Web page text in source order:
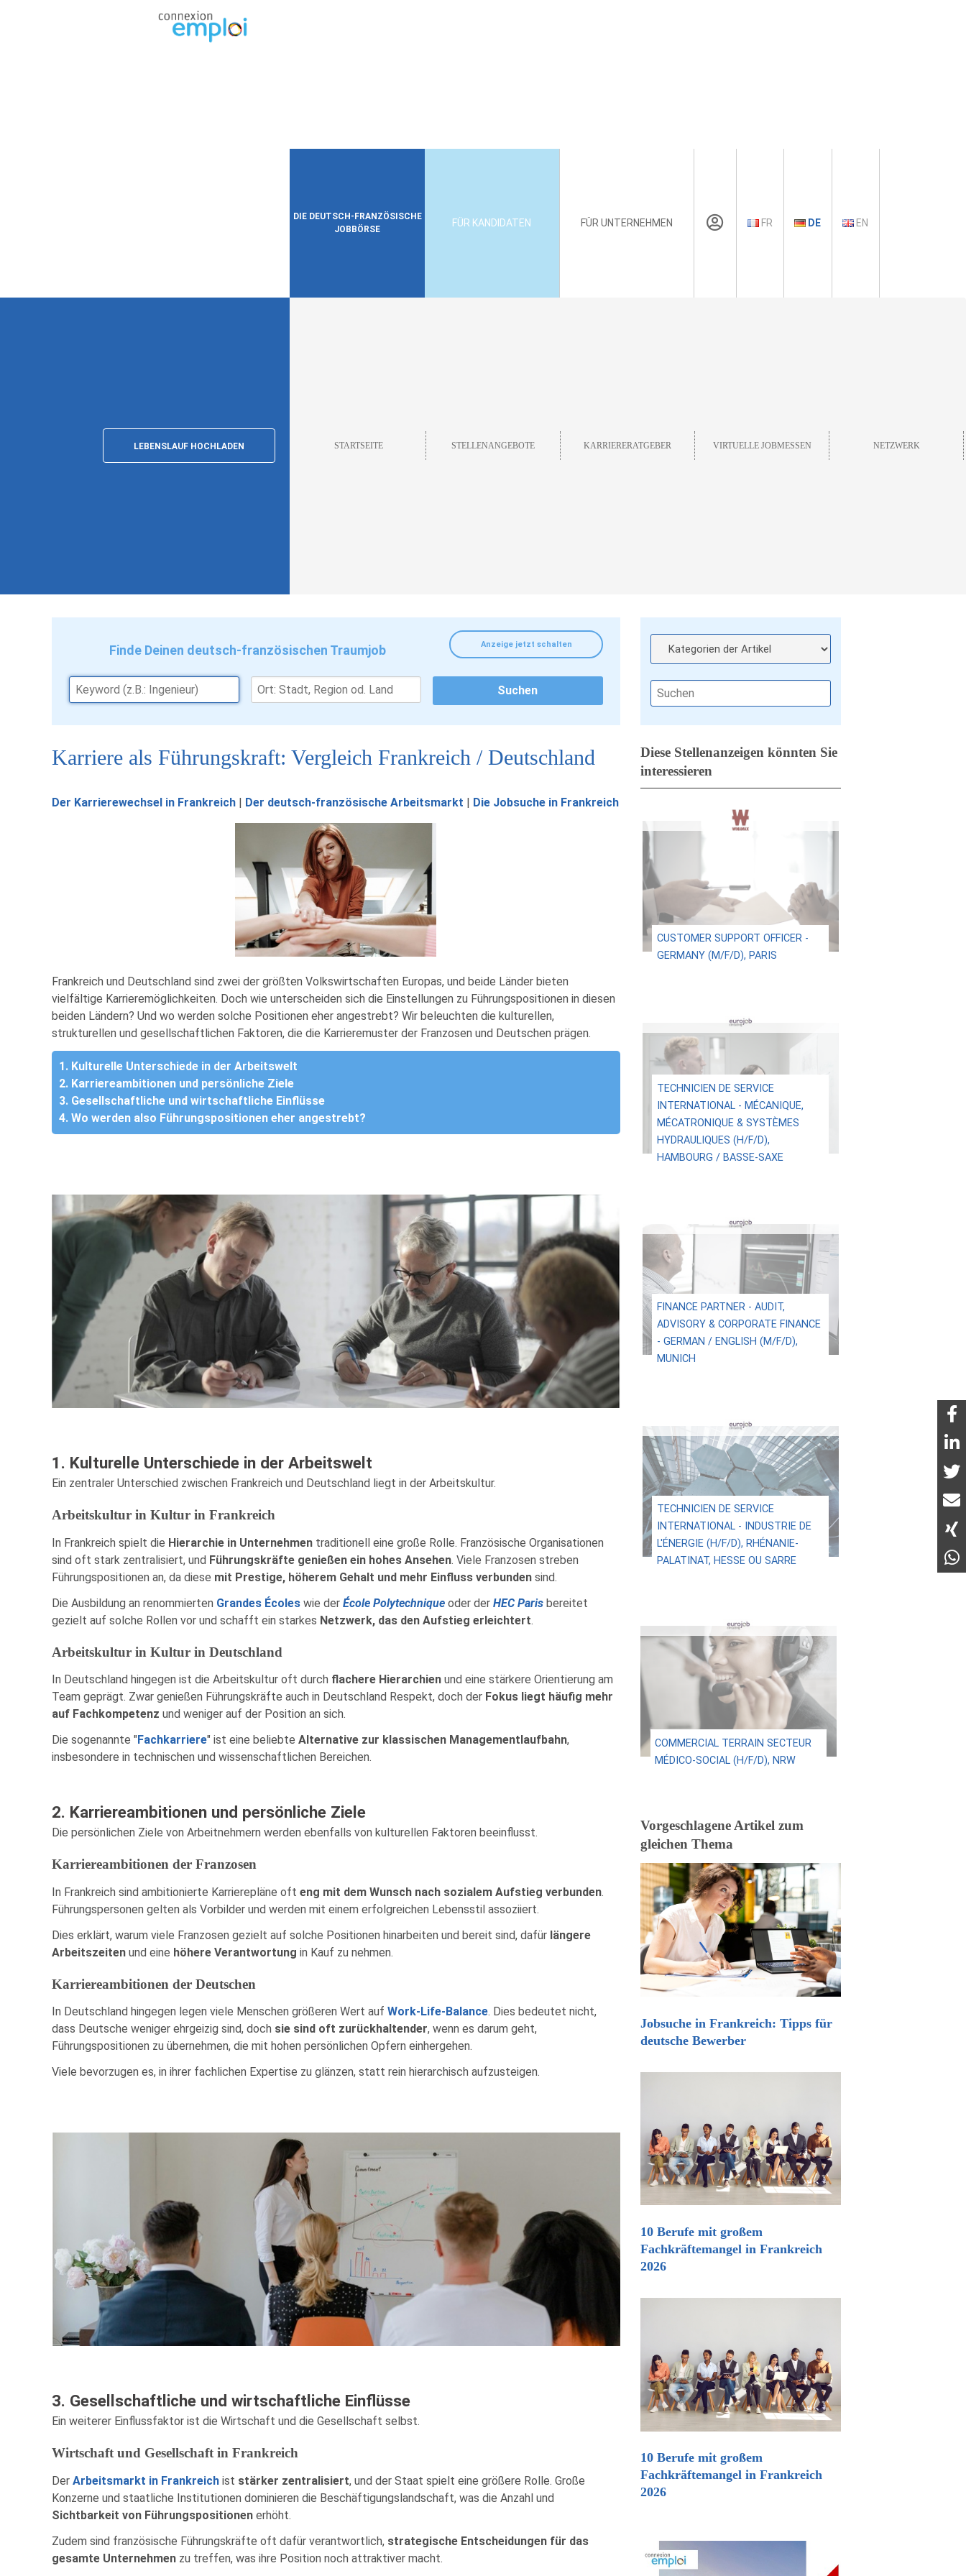
DIE DEUTSCH-FRANZÖSISCHE
JOBBÖRSE
FÜR KANDIDATEN FÜR UNTERNEHMEN FR DE EN
LEBENSLAUF HOCHLADEN STARTSEITE STELLENANGEBOTE KARRIERERATGEBER VIRTUELLE JOBMESSEN NETZWERK
Anzeige jetzt schalten
Finde Deinen deutsch-französischen Traumjob
Karriere als Führungskraft: Vergleich Frankreich / Deutschland
Der Karrierewechsel in Frankreich | Der deutsch-französische Arbeitsmarkt | Die Jobsuche in Frankreich
Frankreich und Deutschland sind zwei der größten Volkswirtschaften Europas, und beide Länder bieten
vielfältige Karrieremöglichkeiten. Doch wie unterscheiden sich die Einstellungen zu Führungspositionen in diesen
beiden Ländern? Und wo werden solche Positionen eher angestrebt? Wir beleuchten die kulturellen,
strukturellen und gesellschaftlichen Faktoren, die die Karrieremuster der Franzosen und Deutschen prägen.
1. Kulturelle Unterschiede in der Arbeitswelt
2. Karriereambitionen und persönliche Ziele
3. Gesellschaftliche und wirtschaftliche Einflüsse
4. Wo werden also Führungspositionen eher angestrebt?
1. Kulturelle Unterschiede in der Arbeitswelt
Ein zentraler Unterschied zwischen Frankreich und Deutschland liegt in der Arbeitskultur.
Arbeitskultur in Kultur in Frankreich
In Frankreich spielt die Hierarchie in Unternehmen traditionell eine große Rolle. Französische Organisationen
sind oft stark zentralisiert, und Führungskräfte genießen ein hohes Ansehen. Viele Franzosen streben
Führungspositionen an, da diese mit Prestige, höherem Gehalt und mehr Einfluss verbunden sind.
Die Ausbildung an renommierten Grandes Écoles wie der École Polytechnique oder der HEC Paris bereitet
gezielt auf solche Rollen vor und schafft ein starkes Netzwerk, das den Aufstieg erleichtert.
Arbeitskultur in Kultur in Deutschland
In Deutschland hingegen ist die Arbeitskultur oft durch flachere Hierarchien und eine stärkere Orientierung am
Team geprägt. Zwar genießen Führungskräfte auch in Deutschland Respekt, doch der Fokus liegt häufig mehr
auf Fachkompetenz und weniger auf der Position an sich.
Die sogenannte " Fachkarriere" ist eine beliebte Alternative zur klassischen Managementlaufbahn,
insbesondere in technischen und wissenschaftlichen Bereichen.
2. Karriereambitionen und persönliche Ziele
Die persönlichen Ziele von Arbeitnehmern werden ebenfalls von kulturellen Faktoren beeinflusst.
Karriereambitionen der Franzosen
In Frankreich sind ambitionierte Karrierepläne oft eng mit dem Wunsch nach sozialem Aufstieg verbunden.
Führungspersonen gelten als Vorbilder und werden mit einem erfolgreichen Lebensstil assoziiert.
Dies erklärt, warum viele Franzosen gezielt auf solche Positionen hinarbeiten und bereit sind, dafür längere
Arbeitszeiten und eine höhere Verantwortung in Kauf zu nehmen.
Karriereambitionen der Deutschen
In Deutschland hingegen legen viele Menschen größeren Wert auf Work-Life-Balance. Dies bedeutet nicht,
dass Deutsche weniger ehrgeizig sind, doch sie sind oft zurückhaltender, wenn es darum geht,
Führungspositionen zu übernehmen, die mit hohen persönlichen Opfern einhergehen.
Viele bevorzugen es, in ihrer fachlichen Expertise zu glänzen, statt rein hierarchisch aufzusteigen.
3. Gesellschaftliche und wirtschaftliche Einflüsse
Ein weiterer Einflussfaktor ist die Wirtschaft und die Gesellschaft selbst.
Wirtschaft und Gesellschaft in Frankreich
Der Arbeitsmarkt in Frankreich ist stärker zentralisiert, und der Staat spielt eine größere Rolle. Große
Konzerne und staatliche Institutionen dominieren die Beschäftigungslandschaft, was die Anzahl und
Sichtbarkeit von Führungspositionen erhöht.
Zudem sind französische Führungskräfte oft dafür verantwortlich, strategische Entscheidungen für das
gesamte Unternehmen zu treffen, was ihre Position noch attraktiver macht.
Diese Stellenanzeigen könnten Sie
interessieren
CUSTOMER SUPPORT OFFICER -
GERMANY (M/F/D), PARIS
TECHNICIEN DE SERVICE
INTERNATIONAL - MÉCANIQUE,
MÉCATRONIQUE & SYSTÈMES
HYDRAULIQUES (H/F/D),
HAMBOURG / BASSE-SAXE
FINANCE PARTNER - AUDIT,
ADVISORY & CORPORATE FINANCE
- GERMAN / ENGLISH (M/F/D),
MUNICH
TECHNICIEN DE SERVICE
INTERNATIONAL - INDUSTRIE DE
L'ÉNERGIE (H/F/D), RHÉNANIE-
PALATINAT, HESSE OU SARRE
COMMERCIAL TERRAIN SECTEUR
MÉDICO-SOCIAL (H/F/D), NRW
Vorgeschlagene Artikel zum
gleichen Thema
Jobsuche in Frankreich: Tipps für
deutsche Bewerber
10 Berufe mit großem
Fachkräftemangel in Frankreich
2026
10 Berufe mit großem
Fachkräftemangel in Frankreich
2026